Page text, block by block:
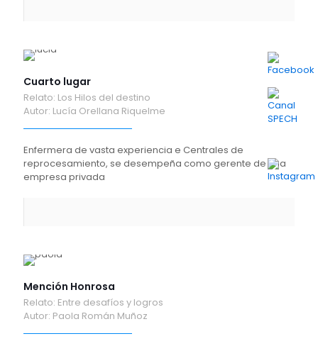
Cuarto lugar
Relato: Los Hilos del destino
Autor: Lucía Orellana Riquelme
Enfermera de vasta experiencia e Centrales de
reprocesamiento, se desempeña como gerente de una
empresa privada
Mención Honrosa
Relato: Entre desafíos y logros
Autor: Paola Román Muñoz